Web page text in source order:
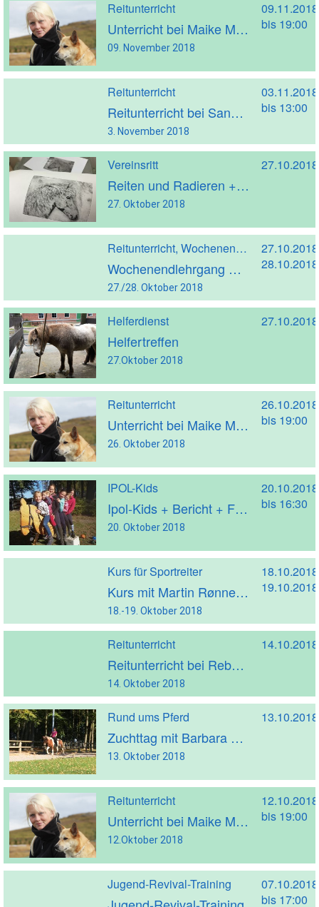
Reitunterricht
Unterricht bei Maike Morbach
09. November 2018
bis 19:00
Reitunterricht
Reitunterricht bei Sandra Lülf
3. November 2018
bis 13:00
Vereinsritt
Reiten und Radieren + Bericht + Fotos
27. Oktober 2018
Reitunterricht, Wochenendreitkurs
Wochenendlehrgang mit Sandra Lülf
27./28. Oktober 2018
28.10.2018
Helferdienst
Helfertreffen
27.Oktober 2018
Reitunterricht
Unterricht bei Maike Morbach
26. Oktober 2018
bis 19:00
IPOL-Kids
Ipol-Kids + Bericht + Fotos
20. Oktober 2018
bis 16:30
Kurs für Sportreiter
Kurs mit Martin Rønnestad vom 18.10. bis 19.10.2018 beim Islandpferdehof Streekermoor
18.-19. Oktober 2018
19.10.2018
Reitunterricht
Reitunterricht bei Rebekka Rückle
14. Oktober 2018
14.10.2018
Rund ums Pferd
Zuchttag mit Barbara Frische + Nachbericht + Fotos
13. Oktober 2018
Reitunterricht
Unterricht bei Maike Morbach
12.Oktober 2018
bis 19:00
Jugend-Revival-Training
bis 17:00